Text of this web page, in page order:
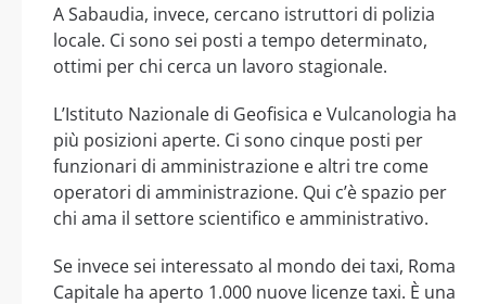
A Sabaudia, invece, cercano istruttori di polizia
locale. Ci sono sei posti a tempo determinato,
ottimi per chi cerca un lavoro stagionale.
L’Istituto Nazionale di Geofisica e Vulcanologia ha
più posizioni aperte. Ci sono cinque posti per
funzionari di amministrazione e altri tre come
operatori di amministrazione. Qui c’è spazio per
chi ama il settore scientifico e amministrativo.
Se invece sei interessato al mondo dei taxi, Roma
Capitale ha aperto 1.000 nuove licenze taxi. È una